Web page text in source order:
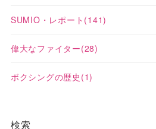
SUMIO・レポート (141)
偉大なファイター(28)
ボクシングの歴史 (1)
検索